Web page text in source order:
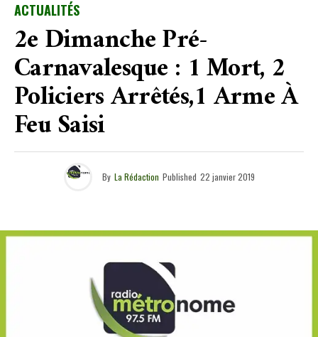
ACTUALITÉS
2e Dimanche Pré-
Carnavalesque : 1 Mort, 2
Policiers Arrêtés,1 Arme À
Feu Saisi
By La Rédaction Published 22 janvier 2019